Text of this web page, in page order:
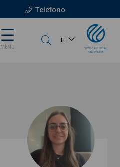
Telefono
MENU
IT